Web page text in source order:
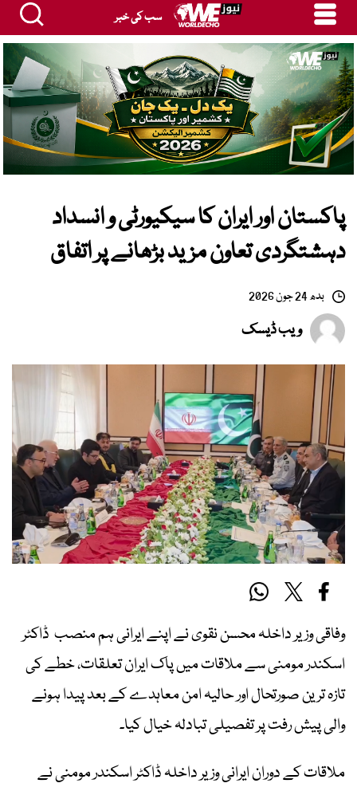
سب کی خبر
پاکستان اور ایران کا سیکیورٹی و انسداد
دہشتگردی تعاون مزید بڑھانے پر اتفاق
بدھ 24 جون 2026
ویب ڈیسک
وفاقی وزیر داخلہ محسن نقوی نے اپنے ایرانی ہم منصب ڈاکٹر
اسکندر مومنی سے ملاقات میں پاک ایران تعلقات، خطے کی
تازہ ترین صورتحال اور حالیہ امن معاہدے کے بعد پیدا ہونے
والی پیش رفت پر تفصیلی تبادلہ خیال کیا۔
ملاقات کے دوران ایرانی وزیر داخلہ ڈاکٹر اسکندر مومنی نے